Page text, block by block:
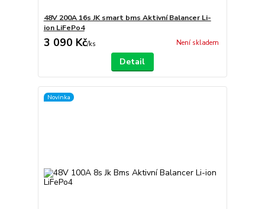
48V 200A 16s JK smart bms Aktivní Balancer Li-
ion LiFePo4
3 090 Kč/ks Není skladem
Detail
Novinka